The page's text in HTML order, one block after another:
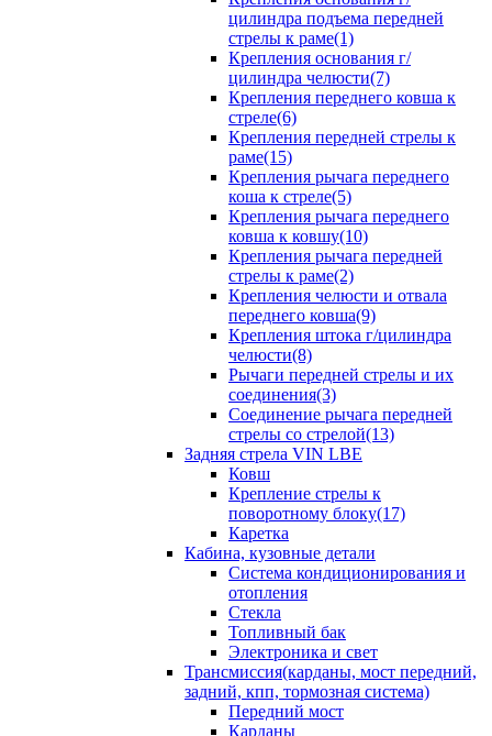
цилиндра подъема передней
стрелы к раме(1)
Крепления основания г/
цилиндра челюсти(7)
Крепления переднего ковша к
стреле(6)
Крепления передней стрелы к
раме(15)
Крепления рычага переднего
коша к стреле(5)
Крепления рычага переднего
ковша к ковшу(10)
Крепления рычага передней
стрелы к раме(2)
Крепления челюсти и отвала
переднего ковша(9)
Крепления штока г/цилиндра
челюсти(8)
Рычаги передней стрелы и их
соединения(3)
Соединение рычага передней
стрелы со стрелой(13)
Задняя стрела VIN LBE
Ковш
Крепление стрелы к
поворотному блоку(17)
Каретка
Кабина, кузовные детали
Система кондиционирования и
отопления
Стекла
Топливный бак
Электроника и свет
Трансмиссия(карданы, мост передний,
задний, кпп, тормозная система)
Передний мост
Карданы